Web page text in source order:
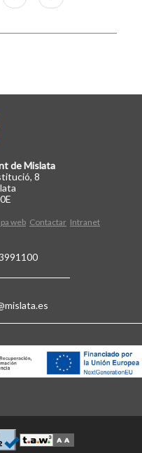
página
página
de Mislata
8
web Contactar Intranet